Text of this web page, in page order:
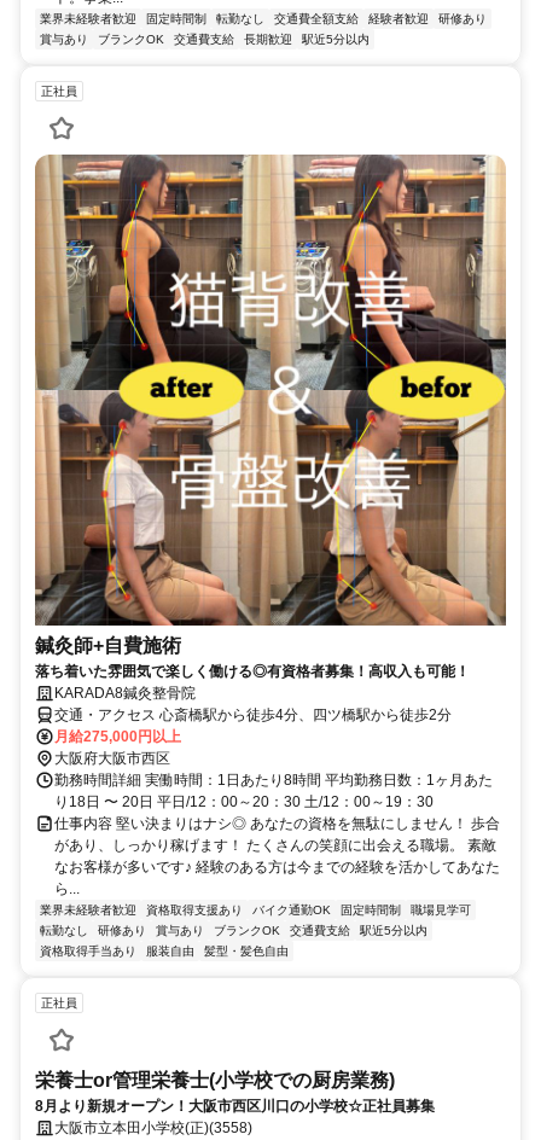
業界未経験者歓迎 固定時間制 転勤なし 交通費全額支給 経験者歓迎
研修あり
賞与あり
ブランクOK 交通費支給 長期歓迎 駅近5分以内
正社員
鍼灸師+自費施術
落ち着いた雰囲気で楽しく働ける◎有資格者募集！高収入も可能！
KARADA8鍼灸整骨院
交通・アクセス 心斎橋駅から徒歩4分、四ツ橋駅から徒歩2分
月給275,000円以上
大阪府大阪市西区
勤務時間詳細 実働時間：1日あたり8時間 平均勤務日数：1ヶ月あた
り18日 〜 20日 平日/12：00～20：30 土/12：00～19：30
仕事内容 堅い決まりはナシ◎ あなたの資格を無駄にしません！ 歩合
があり、しっかり稼げます！ たくさんの笑顔に出会える職場。 素敵
なお客様が多いです♪ 経験のある方は今までの経験を活かしてあなた
ら...
業界未経験者歓迎 資格取得支援あり バイク通勤OK 固定時間制
職場見学可
転勤なし
研修あり 賞与あり ブランクOK 交通費支給
駅近5分以内
資格取得手当あり
服装自由 髪型・髪色自由
正社員
栄養士or管理栄養士(小学校での厨房業務)
8月より新規オープン！大阪市西区川口の小学校☆正社員募集
大阪市立本田小学校(正)(3558)